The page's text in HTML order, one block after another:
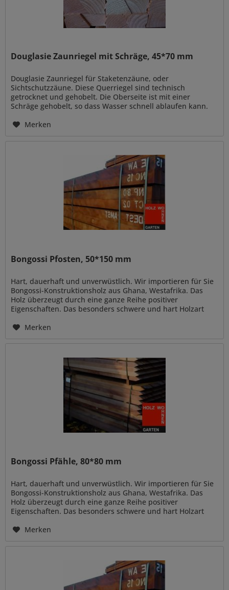
Douglasie Zaunriegel mit Schräge, 45*70 mm
Douglasie Zaunriegel für Staketenzäune, oder
Sichtschutzzäune. Diese Querriegel sind technisch
getrocknet und gehobelt. Die Oberseite ist mit einer
Schräge gehobelt, so dass Wasser schnell ablaufen kann.
Merken
Bongossi Pfosten, 50*150 mm
Hart, dauerhaft und unverwüstlich. Wir importieren für Sie
Bongossi-Konstruktionsholz aus Ghana, Westafrika. Das
Holz überzeugt durch eine ganze Reihe positiver
Eigenschaften. Das besonders schwere und hart Holzart
Merken
Bongossi Pfähle, 80*80 mm
Hart, dauerhaft und unverwüstlich. Wir importieren für Sie
Bongossi-Konstruktionsholz aus Ghana, Westafrika. Das
Holz überzeugt durch eine ganze Reihe positiver
Eigenschaften. Das besonders schwere und hart Holzart
Merken